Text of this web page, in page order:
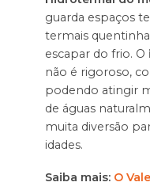
guarda espaços
termais
escapar do frio. O
não é rigoroso,
podendo atingir
de águas
muita diversão
idades.
Saiba mais: O